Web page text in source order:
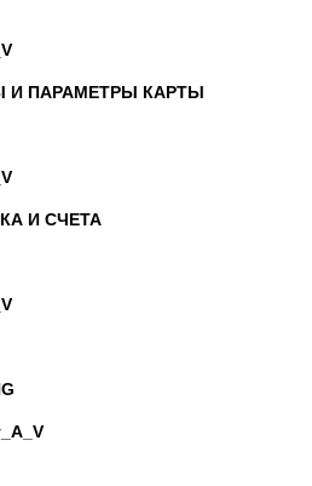
И ПАРАМЕТРЫ КАРТЫ
И СЧЕТА